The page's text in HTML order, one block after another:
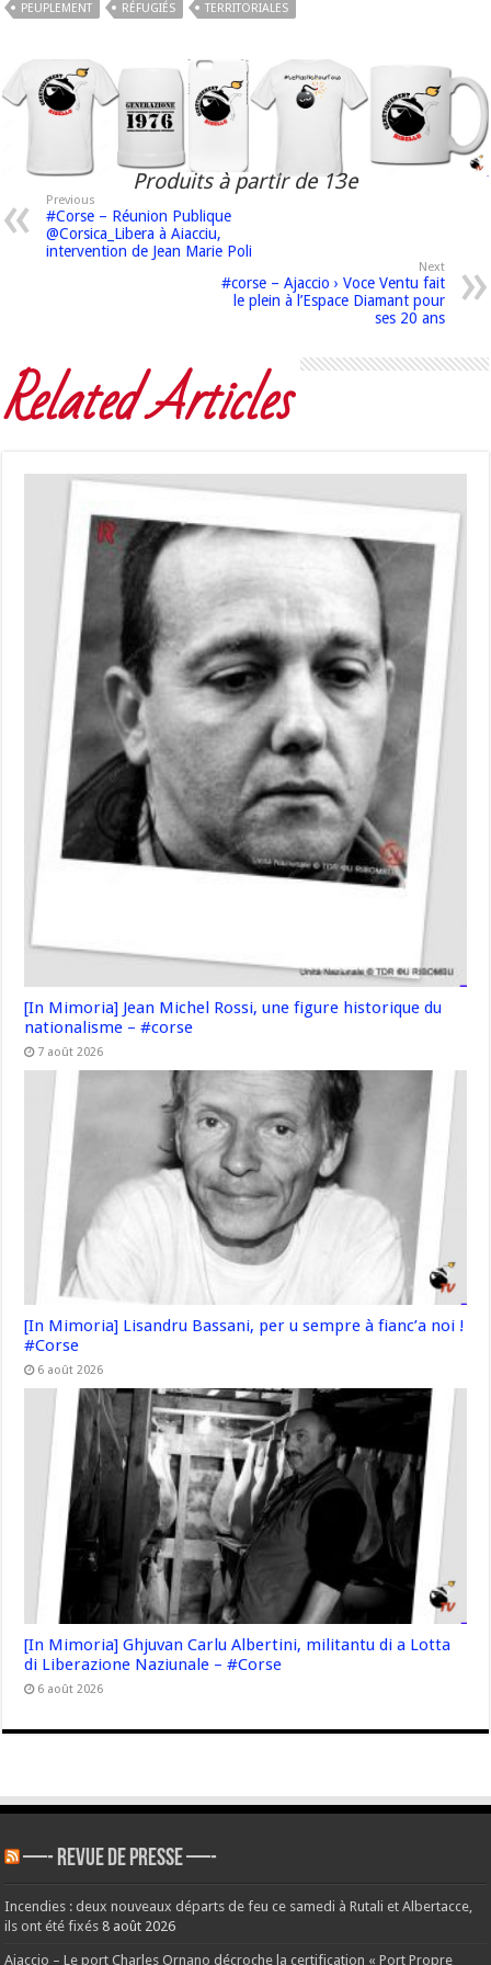
PEUPLEMENT
RÉFUGIÉS TERRITORIALES
Produits à partir de 13e
Previous
#Corse – Réunion Publique
@Corsica_Libera à Aiacciu,
intervention de Jean Marie Poli
Next
#corse – Ajaccio › Voce Ventu fait
le plein à l’Espace Diamant pour
ses 20 ans
Related Articles
[In Mimoria] Jean Michel Rossi, une figure historique du
nationalisme – #corse
7 août 2026
[In Mimoria] Lisandru Bassani, per u sempre à fianc’a noi !
#Corse
6 août 2026
[In Mimoria] Ghjuvan Carlu Albertini, militantu di a Lotta
di Liberazione Naziunale – #Corse
6 août 2026
—- REVUE DE PRESSE —-
Incendies : deux nouveaux départs de feu ce samedi à Rutali et Albertacce,
ils ont été fixés 8 août 2026
Ajaccio – Le port Charles Ornano décroche la certification « Port Propre